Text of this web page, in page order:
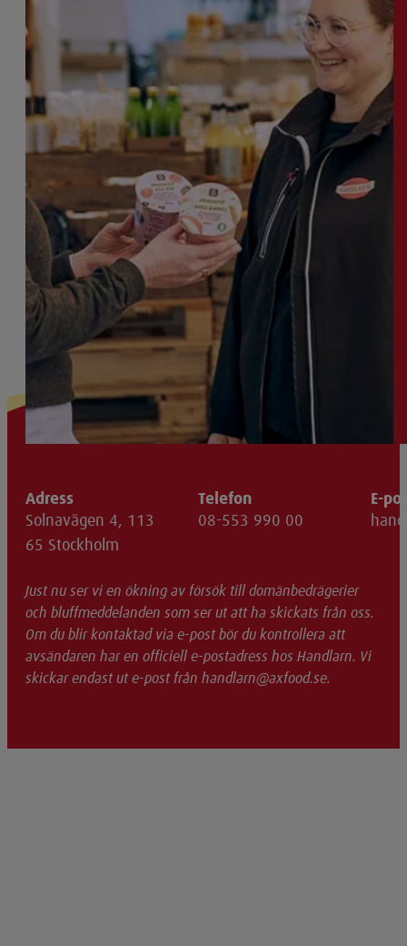
Adress
Solnavägen 4, 113
65 Stockholm
Telefon
08-553 990 00
E-
Just nu ser vi en ökning av försök till domänbedrägerier
och bluffmeddelanden som ser ut att ha skickats från oss.
Om du blir kontaktad via e-post bör du kontrollera att
avsändaren har en officiell e-postadress hos Handlarn. Vi
skickar endast ut e-post från handlarn@axfood.se.